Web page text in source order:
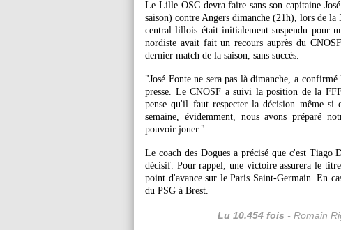
Le Lille OSC devra faire sans son capitaine
saison) contre Angers dimanche (21h), lors de
central lillois était initialement suspendu pour
nordiste avait fait un recours auprès du
dernier match de la saison, sans succès.
"José Fonte ne sera pas là dimanche, a
presse. Le CNOSF a suivi la position de la
pense qu'il faut respecter la décision même si
semaine, évidemment, nous avons préparé
pouvoir jouer."
Le coach des Dogues a précisé que c'est
décisif. Pour rappel, une victoire assurera le
point d'avance sur le Paris Saint-Germain. En
du PSG à Brest.
Lu 10.454 fois - Romain